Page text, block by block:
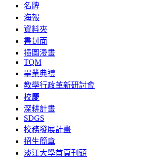
名牌
海報
資料夾
書封面
插圖漫畫
TQM
畢業典禮
教學行政革新研討會
校慶
深耕計畫
SDGS
校務發展計畫
招生簡章
淡江大學首頁刊頭